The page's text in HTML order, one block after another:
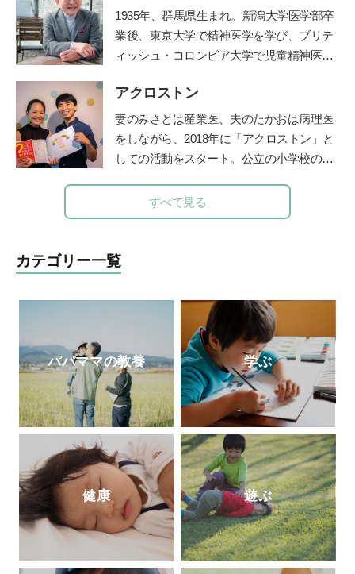
経験を生かしながら赤ちゃんとママに寄り
添う、和食を大切にした「和の離乳食」を
伝えている。保育、講演、執筆などの分野
ラクター協会2級・1級・養成講座はこれま
で2500人が受講。
1935年、群馬県生まれ。新潟大学医学部卒
業後、東京大学で精神医学を学び、ブリテ
ィッシュ・コロンビア大学で児童精神医学
園や東京女子医科大学などで多数の臨床に
携わる傍ら、全国の保育園、幼稚園、学
校、児童相談所などで勉強会、講演会を40
年以上続けた。『子どもへのまなざし』
——相田みつをいのちのことば』『ひとり
親でも子どもは健全に育ちます』（小学
わたる臨床経験から著したこれら数多くの
育児書は、今も多くの母親たちの厚い信頼
アクロストン
妻のみさとは産業医、夫のたかおは病理医
をしながら、 2018年に「アクロストン」と
しての活動をスタート。公立の小学校の授
性にまつわるワークショップを行う。『３
～９歳ではじめるアクロストン式「赤ちゃ
もに伝えたい性のＱ＆Ａ』（主婦の友
社）、『思春期の性と恋愛 子どもたちの
頭の中がこんなことになっているなん
て！』（主婦の友社）、『10歳からのカラ
ダ・性・ココロのいろいろブック(ほるぷ
出版)』が発売中。公式ＨＰ
すべて見る
カテゴリー一覧
パパママの教養 学ぶ
健康 遊ぶ